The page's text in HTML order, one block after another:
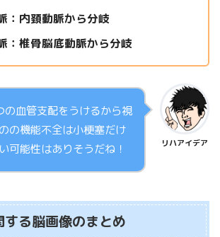
：内頚動脈から分岐
：椎骨脳底動脈から分岐
リハアイデア
の血管支配をうけるから視
の機能不全は小梗塞だけ
可能性はありそうだね！
る脳画像のまとめ